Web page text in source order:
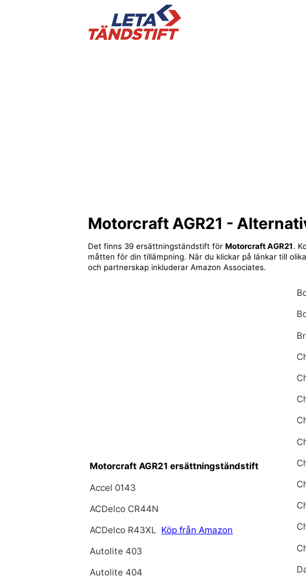
Motorcraft AGR21 -
Det finns 39 ersättningständstift för Motorcraft AGR21.
måtten för din tillämpning. När du klickar på länkar till
och partnerskap inkluderar Amazon Associates.
Motorcraft AGR21 ersättningständstift
Accel 0143
ACDelco CR44N
ACDelco R43XL Köp från Amazon
Autolite 403
Autolite 404